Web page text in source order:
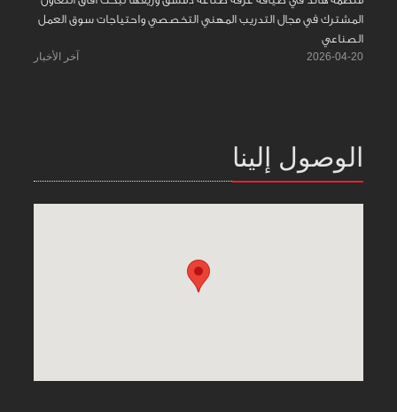
المشترك في مجال التدريب المهني التخصصي واحتياجات سوق العمل
الصناعي
2026-04-20 آخر الأخبار
الوصول إلينا